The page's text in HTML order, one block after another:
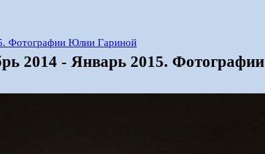
Фотографии Юлии Гариной
2014 - Январь 2015. Фотографии